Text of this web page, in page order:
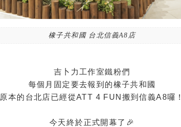
橡子共和國 台北信義A8店
吉卜力工作室鐵粉們
每個月固定要去報到的橡子共和國
原本的台北店已經從ATT 4 FUN搬到信義A8囉！
今天終於正式開幕了🎉